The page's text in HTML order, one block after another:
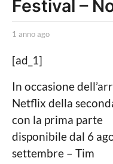
o
a
g
o
1
a
n
n
Festival –
b
L
a
P
o
l
t
i
c
a
1 anno ago
a
g
[ad_1]
In occasione
Netflix della
con la prima parte
disponibile dal 6
settembre – Tim